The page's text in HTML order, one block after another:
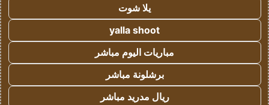
يلا شوت
yalla shoot
مباريات اليوم مباشر
برشلونة مباشر
ريال مدريد مباشر